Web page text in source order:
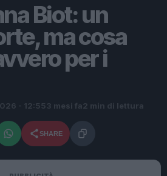
Biot: un
ma cosa
per i
- 12:55 3 mesi fa2 min di lettura
SHARE